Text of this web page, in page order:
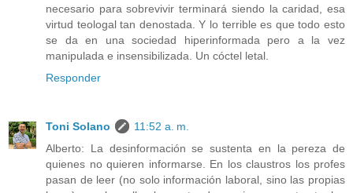
necesario para sobrevivir terminará siendo la caridad, esa
virtud teologal tan denostada. Y lo terrible es que todo esto
se da en una sociedad hiperinformada pero a la vez
manipulada e insensibilizada. Un cóctel letal.
Responder
Toni Solano
11:52 a. m.
Alberto: La desinformación se sustenta en la pereza de
quienes no quieren informarse. En los claustros los profes
pasan de leer (no solo información laboral, sino las propias